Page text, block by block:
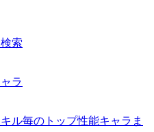
索
ラ
ル毎のトップ性能キャラま